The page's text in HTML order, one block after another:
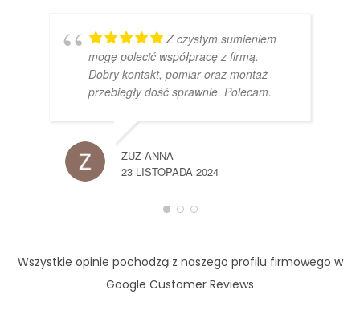
Z czystym sumieniem
mogę polecić współpracę z firmą.
Dobry kontakt, pomiar oraz montaż
przebiegły dość sprawnie. Polecam.
ZUZ ANNA
23 LISTOPADA 2024
Wszystkie opinie pochodzą z naszego profilu firmowego w
Google Customer Reviews